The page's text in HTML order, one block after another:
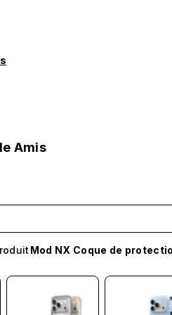
Amis
Mod NX Coque de